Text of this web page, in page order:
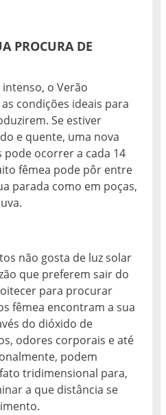
PROCURA DE
o Verão
condições ideais para
Se estiver
e quente, uma nova
ocorrer a cada 14
fêmea pode pôr entre
parada como em poças,
não gosta de luz solar
que preferem sair do
para procurar
fêmea encontram a sua
do dióxido de
odores corporais e até
podem
tridimensional para,
a que distância se